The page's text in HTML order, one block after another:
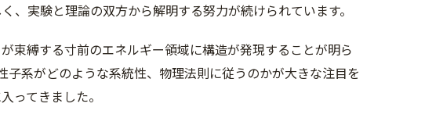
実験と理論の双方から解明する努力が続けられています。
束縛する寸前のエネルギー領域に構造が発現することが明ら
系がどのような系統性、物理法則に従うのかが大きな注目を
ってきました。